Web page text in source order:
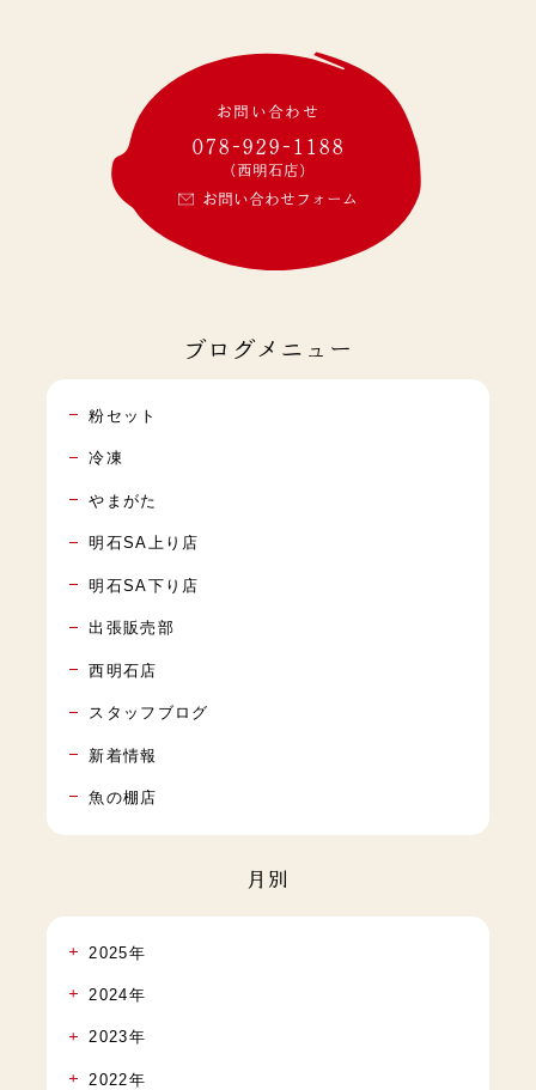
お問い合わせ
078-929-1188
(西明石店)
お問い合わせフォーム
ブログメニュー
粉セット
冷凍
やまがた
明石SA上り店
明石SA下り店
出張販売部
西明石店
スタッフブログ
新着情報
魚の棚店
月別
2025年
2024年
2023年
2022年